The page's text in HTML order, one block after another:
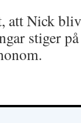
att Nick
stiger